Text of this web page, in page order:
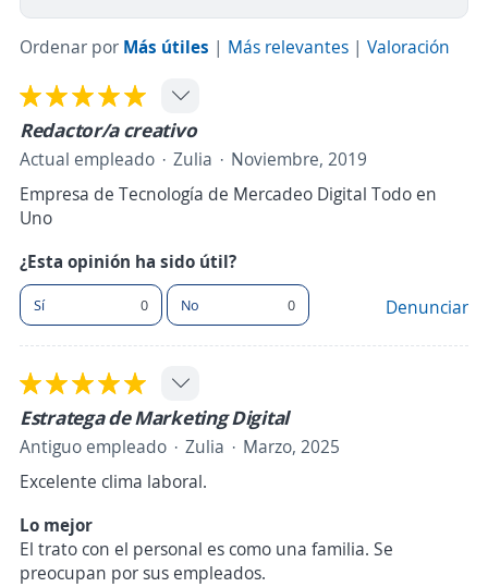
Ordenar por Más útiles | Más relevantes | Valoración
Redactor/a creativo
Actual empleado Zulia
Noviembre, 2019
Empresa de Tecnología de Mercadeo Digital Todo en
Uno
¿Esta opinión ha sido útil?
Sí 0 No 0 Denunciar
Estratega de Marketing Digital
Antiguo empleado Zulia
Marzo, 2025
Excelente clima laboral.
Lo mejor
El trato con el personal es como una familia. Se
preocupan por sus empleados.